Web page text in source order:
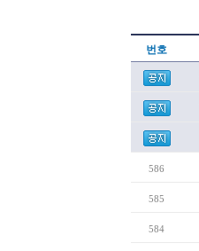
번호
586
585
584